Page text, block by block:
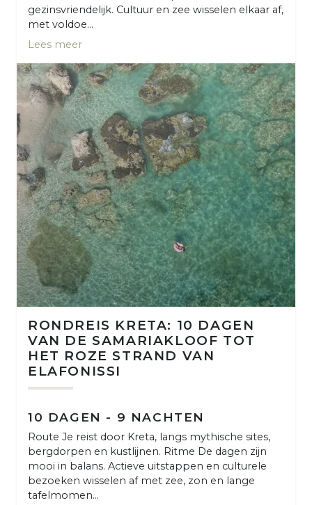
gezinsvriendelijk. Cultuur en zee wisselen elkaar af,
met voldoe...
Lees meer
RONDREIS KRETA: 10 DAGEN
VAN DE SAMARIAKLOOF TOT
HET ROZE STRAND VAN
ELAFONISSI
10 DAGEN - 9 NACHTEN
Route Je reist door Kreta, langs mythische sites,
bergdorpen en kustlijnen. Ritme De dagen zijn
mooi in balans. Actieve uitstappen en culturele
bezoeken wisselen af met zee, zon en lange
tafelmomen...